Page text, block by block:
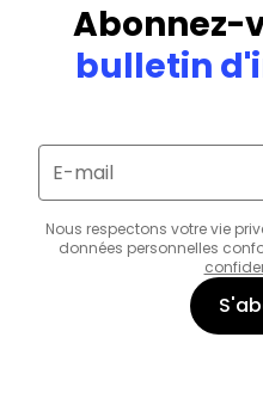
Abonnez-
bulletin
E-mail
Nous respectons votre vie
données personnelles